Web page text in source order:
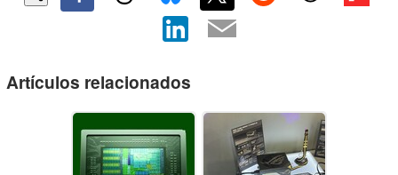
Artículos relacionados